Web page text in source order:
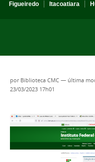
Figueiredo
Itacoatiara
por Biblioteca CMC — última
23/03/2023 17h01